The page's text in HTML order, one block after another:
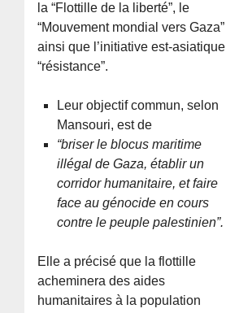
la “Flottille de la liberté”, le
“Mouvement mondial vers Gaza”
ainsi que l’initiative est-asiatique
“résistance”.
Leur objectif commun, selon
Mansouri, est de
“briser le blocus maritime
illégal de Gaza, établir un
corridor humanitaire, et faire
face au génocide en cours
contre le peuple palestinien”.
Elle a précisé que la flottille
acheminera des aides
humanitaires à la population